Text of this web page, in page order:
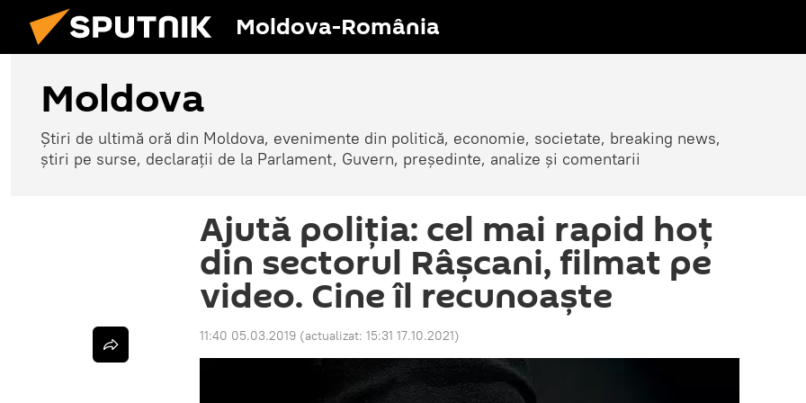
Moldova-România
Moldova
Știri de ultimă oră din Moldova, evenimente din politică, economie, societate, breaking news,
știri pe surse, declarații de la Parlament, Guvern, președinte, analize și comentarii
Ajută poliția: cel mai rapid hoț
din sectorul Râșcani, filmat pe
video. Cine îl recunoaște
11:40 05.03.2019 (actualizat: 15:31 17.10.2021)